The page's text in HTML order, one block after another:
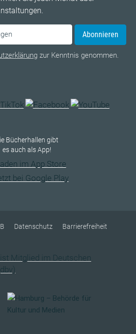
Abonnieren
zur Kenntnis genommen.
Bücherhallen gibt
es auch als App!
Datenschutz Barrierefreiheit